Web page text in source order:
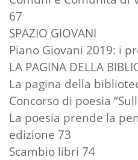
67
SPAZIO GIOVANI
Piano Giovani 2019: i
LA PAGINA DELLA
La pagina della
Concorso di poesia
La poesia prende la
edizione 73
Scambio libri 74